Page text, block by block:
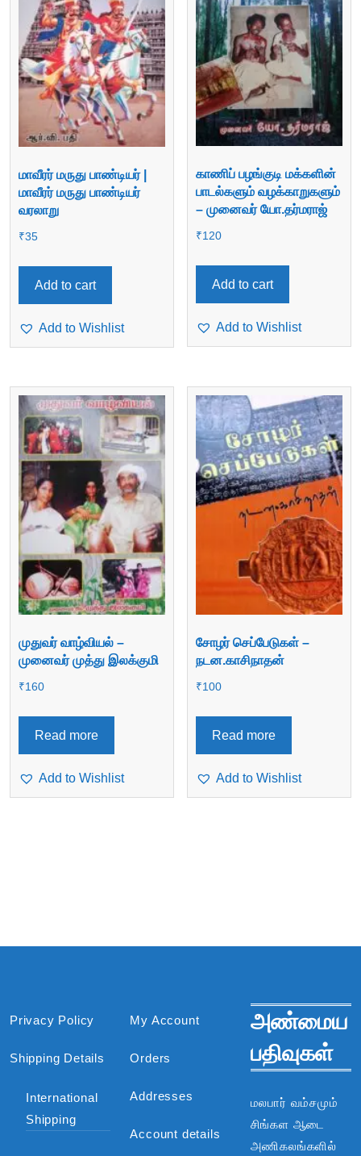
மாவீரர் மருது பாண்டியர் |
மாவீரர் மருது பாண்டியர்
வரலாறு
₹35
Add to cart
Add to Wishlist
காணிப் பழங்குடி மக்களின்
பாடல்களும் வழக்காறுகளும்
– முனைவர் யோ.தர்மராஜ்
₹120
Add to cart
Add to Wishlist
முதுவர் வாழ்வியல் –
முனைவர் முத்து இலக்குமி
₹160
Read more
Add to Wishlist
சோழர் செப்பேடுகள் –
நடன.காசிநாதன்
₹100
Read more
Add to Wishlist
Privacy Policy
Shipping Details
International
Shipping
My Account
Orders
Addresses
Account details
அண்மைய
பதிவுகள்
மலபார் வம்சமும்
சிங்கள ஆடை
அணிகலங்களில்